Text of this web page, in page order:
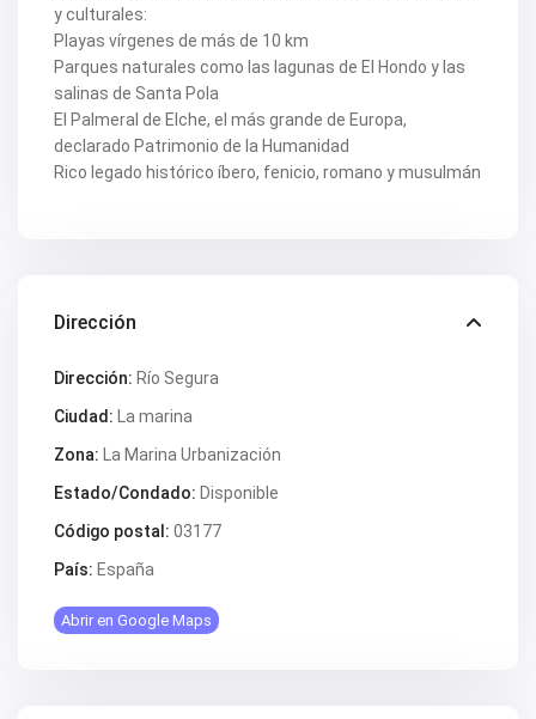
V2316
V2317
V2320
V2322
V2325
V2333
V2341
V2345
V2355
V2361
V2364
V2371
V2374
V2375
V2379
V2388
V2393
V2397
y culturales:
Playas vírgenes de más de 10 km
Parques naturales como las lagunas de El Hondo y las
salinas de Santa Pola
El Palmeral de Elche, el más grande de Europa,
declarado Patrimonio de la Humanidad
Rico legado histórico íbero, fenicio, romano y musulmán
Dirección
Dirección: Río Segura
Ciudad:
La marina
Zona:
La Marina Urbanización
Estado/Condado: Disponible
Código postal: 03177
País: España
Abrir en Google Maps